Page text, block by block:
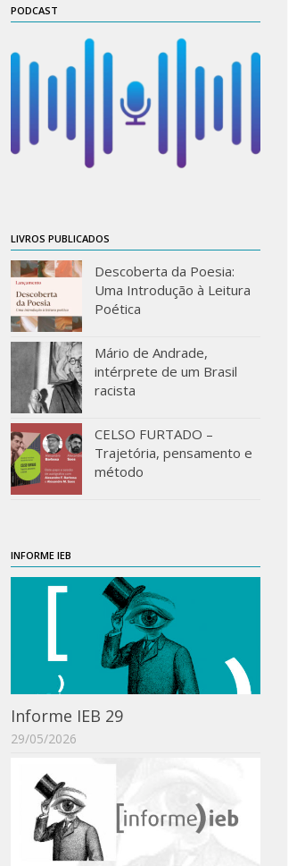
PODCAST
LIVROS PUBLICADOS
Descoberta da Poesia:
Uma Introdução à Leitura
Poética
Mário de Andrade,
intérprete de um Brasil
racista
CELSO FURTADO –
Trajetória, pensamento e
método
INFORME IEB
Informe IEB 29
29/05/2026